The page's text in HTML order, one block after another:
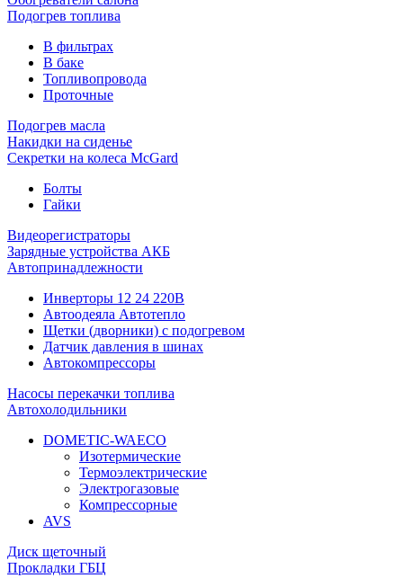
Подогрев топлива
В фильтрах
В баке
Топливопровода
Проточные
Подогрев масла
Накидки на сиденье
Секретки на колеса McGard
Болты
Гайки
Видеорегистраторы
Зарядные устройства АКБ
Автопринадлежности
Инверторы 12 24 220В
Автоодеяла Автотепло
Щетки (дворники) с подогревом
Датчик давления в шинах
Автокомпрессоры
Насосы перекачки топлива
Автохолодильники
DOMETIC-WAECO
Изотермические
Термоэлектрические
Электрогазовые
Компрессорные
AVS
Диск щеточный
Прокладки ГБЦ